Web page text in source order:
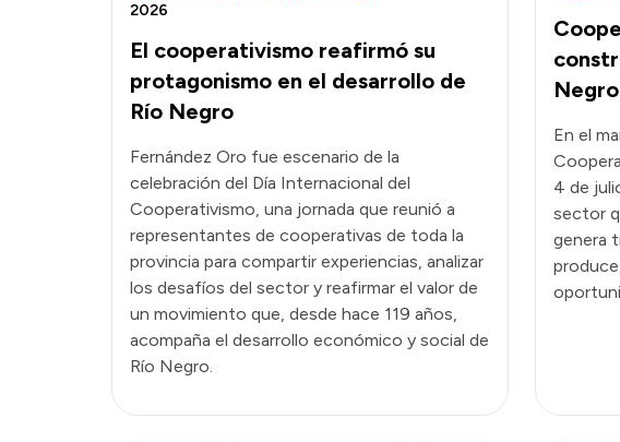
El cooperativismo reafirmó su
protagonismo en el desarrollo de
Río Negro
2026
Fernández Oro fue escenario de la
celebración del Día Internacional del
Cooperativismo, una jornada que reunió a
representantes de cooperativas de toda la
provincia para compartir experiencias, analizar
los desafíos del sector y reafirmar el valor de
un movimiento que, desde hace 119 años,
acompaña el desarrollo económico y social de
Río Negro.
Negro
En el
4 de
sector
genera